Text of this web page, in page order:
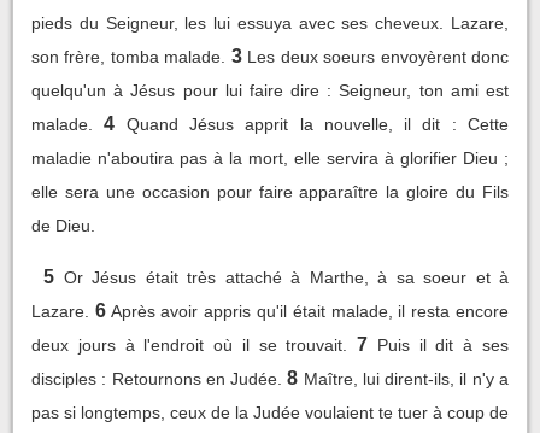
pieds du Seigneur, les lui essuya avec ses cheveux. Lazare,
son frère, tomba malade. 3 Les deux soeurs envoyèrent donc
quelqu'un à Jésus pour lui faire dire : Seigneur, ton ami est
malade.
4
Quand Jésus apprit la nouvelle, il dit : Cette
maladie n'aboutira pas à la mort, elle servira à glorifier Dieu ;
elle sera une occasion pour faire apparaître la gloire du Fils
de Dieu.
5 Or Jésus était très attaché à Marthe, à sa soeur et à
Lazare. 6 Après avoir appris qu'il était malade, il resta encore
deux jours à l'endroit où il se trouvait.
7 Puis il dit à ses
disciples : Retournons en Judée. 8 Maître, lui dirent-ils, il n'y a
pas si longtemps, ceux de la Judée voulaient te tuer à coup de